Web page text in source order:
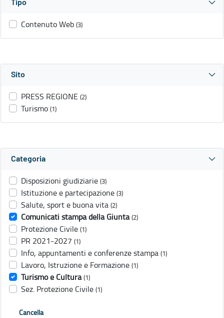
Tipo
Contenuto Web (3)
Sito
PRESS REGIONE (2)
Turismo (1)
Categoria
Disposizioni giudiziarie (3)
Istituzione e partecipazione (3)
Salute, sport e buona vita (2)
Comunicati stampa della Giunta (2)
Protezione Civile (1)
PR 2021-2027 (1)
Info, appuntamenti e conferenze stampa (1)
Lavoro, Istruzione e Formazione (1)
Turismo e Cultura (1)
Sez. Protezione Civile (1)
Cancella